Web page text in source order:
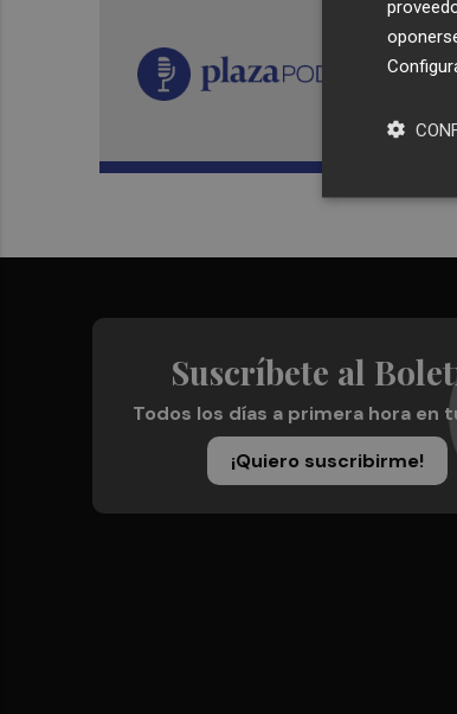
Suscríbete al
Todos los días a primera hora en
¡Quiero suscribirme!